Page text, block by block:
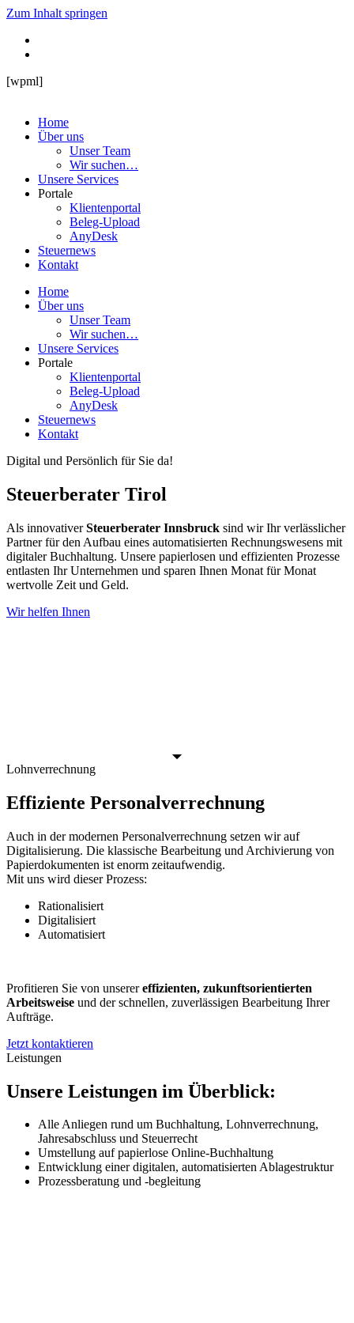
Zum Inhalt springen
[wpml]
Home
Über uns
Unser Team
Wir suchen…
Unsere Services
Portale
Klientenportal
Beleg-Upload
AnyDesk
Steuernews
Kontakt
Home
Über uns
Unser Team
Wir suchen…
Unsere Services
Portale
Klientenportal
Beleg-Upload
AnyDesk
Steuernews
Kontakt
Digital und Persönlich für Sie da!
Steuerberater Tirol
Als innovativerSteuerberater Innsbruck sind wir Ihr verlässlicher
Partner für den Aufbau eines automatisierten Rechnungswesens mit
digitaler Buchhaltung. Unsere papierlosen und effizienten Prozesse
entlasten Ihr Unternehmen und sparen Ihnen Monat für Monat
wertvolle Zeit und Geld.
Wir helfen Ihnen
Lohnverrechnung
Effiziente Personalverrechnung
Auch in der modernen Personalverrechnung setzen wir auf
Digitalisierung. Die klassische Bearbeitung und Archivierung von
Papierdokumenten ist enorm zeitaufwendig.
Mit uns wird dieser Prozess:
Rationalisiert
Digitalisiert
Automatisiert
Profitieren Sie von unserereffizienten, zukunftsorientierten
Arbeitsweise und der schnellen, zuverlässigen Bearbeitung Ihrer
Aufträge.
Jetzt kontaktieren
Leistungen
Unsere Leistungen im Überblick:
Alle Anliegen rund um Buchhaltung, Lohnverrechnung,
Jahresabschluss und Steuerrecht
Umstellung auf papierlose Online-Buchhaltung
Entwicklung einer digitalen, automatisierten Ablagestruktur
Prozessberatung und -begleitung